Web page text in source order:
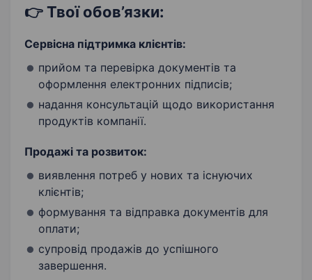
👉 Твої обов’язки:
Сервісна підтримка клієнтів:
прийом та перевірка документів та
оформлення електронних підписів;
надання консультацій щодо використання
продуктів компанії.
Продажі та розвиток:
виявлення потреб у нових та існуючих
клієнтів;
формування та відправка документів для
оплати;
супровід продажів до успішного
завершення.